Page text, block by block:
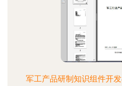
军工产品研制知识组件开